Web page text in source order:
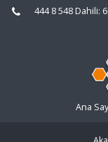
444 8 548 Dahili:
Ana